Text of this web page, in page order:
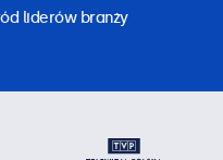
liderów branży